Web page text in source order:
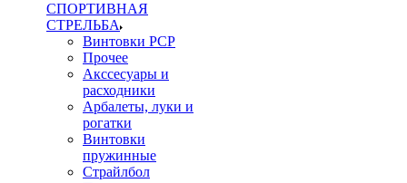
СПОРТИВНАЯ
СТРЕЛЬБА
Винтовки PCP
Прочее
Акссесуары и
расходники
Арбалеты, луки и
рогатки
Винтовки
пружинные
Страйлбол